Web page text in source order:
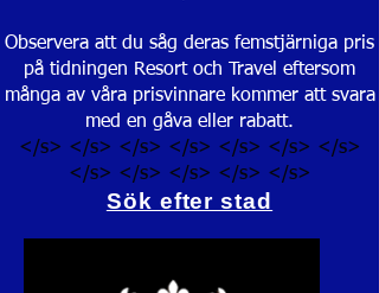
Observera att du såg deras femstjärniga pris
på tidningen Resort och Travel eftersom
många av våra prisvinnare kommer att svara
med en gåva eller rabatt.
</s> </s> </s> </s> </s> </s> </s>
</s> </s> </s> </s> </s>
Sök efter stad